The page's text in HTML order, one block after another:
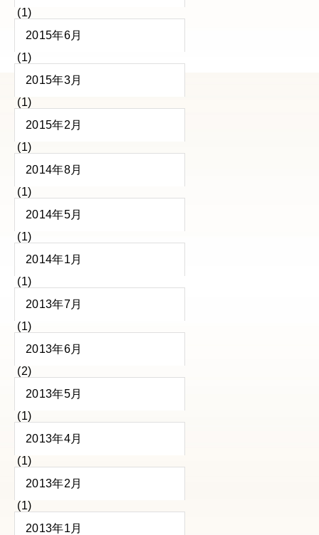
(1)
2015年6月
(1)
2015年3月
(1)
2015年2月
(1)
2014年8月
(1)
2014年5月
(1)
2014年1月
(1)
2013年7月
(1)
2013年6月
(2)
2013年5月
(1)
2013年4月
(1)
2013年2月
(1)
2013年1月